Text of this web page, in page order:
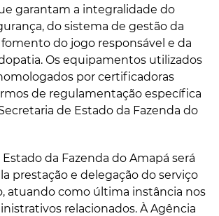
garantam a integralidade do
do sistema de gestão da
do jogo responsável e da
Os equipamentos utilizados
por certificadoras
de regulamentação específica
de Estado da Fazenda do
da Fazenda do Amapá será
prestação e delegação do serviço
atuando como última instância nos
relacionados. À Agência